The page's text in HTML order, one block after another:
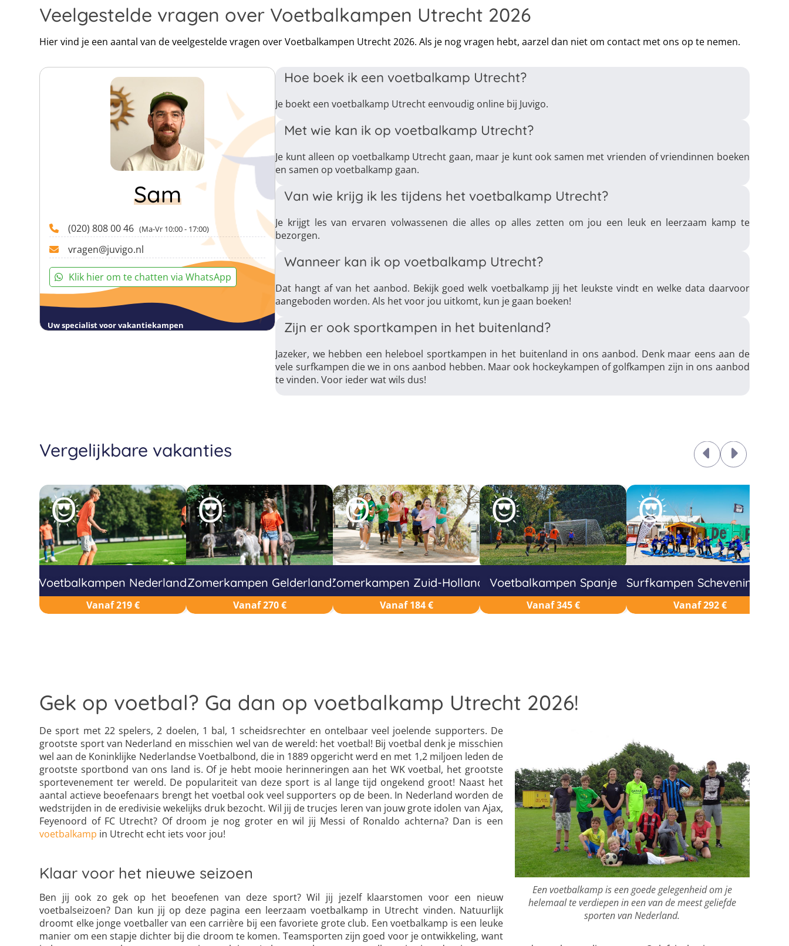
Veelgestelde vragen over Voetbalkampen Utrecht 2026
Hier vind je een aantal van de veelgestelde vragen over Voetbalkampen Utrecht 2026. Als je nog vragen hebt, aarzel dan niet om contact met ons op te nemen.
Sam
(020) 808 00 46 (Ma-Vr 10:00 - 17:00)
vragen@juvigo.nl
Klik hier om te chatten via WhatsApp
Uw specialist voor vakantiekampen
Hoe boek ik een voetbalkamp Utrecht?
Je boekt een voetbalkamp Utrecht eenvoudig online bij Juvigo.
Met wie kan ik op voetbalkamp Utrecht?
Je kunt alleen op voetbalkamp Utrecht gaan, maar je kunt ook samen met vrienden of vriendinnen boeken
en samen op voetbalkamp gaan.
Van wie krijg ik les tijdens het voetbalkamp Utrecht?
Je krijgt les van ervaren volwassenen die alles op alles zetten om jou een leuk en leerzaam kamp te
bezorgen.
Wanneer kan ik op voetbalkamp Utrecht?
Dat hangt af van het aanbod. Bekijk goed welk voetbalkamp jij het leukste vindt en welke data daarvoor
aangeboden worden. Als het voor jou uitkomt, kun je gaan boeken!
Zijn er ook sportkampen in het buitenland?
Jazeker, we hebben een heleboel sportkampen in het buitenland in ons aanbod. Denk maar eens aan de
vele surfkampen die we in ons aanbod hebben. Maar ook hockeykampen of golfkampen zijn in ons aanbod
te vinden. Voor ieder wat wils dus!
Vergelijkbare vakanties
Voetbalkampen Nederland
Vanaf 219 €
Zomerkampen Gelderland
Vanaf 270 €
Zomerkampen Zuid-Holland
Vanaf 184 €
Voetbalkampen Spanje
Vanaf 345 €
Surfkampen Scheveningen
Vanaf 292 €
Gek op voetbal? Ga dan op voetbalkamp Utrecht 2026!
Een voetbalkamp is een goede gelegenheid om je
helemaal te verdiepen in een van de meest geliefde
sporten van Nederland.
De sport met 22 spelers, 2 doelen, 1 bal, 1 scheidsrechter en ontelbaar veel joelende supporters. De
grootste sport van Nederland en misschien wel van de wereld: het voetbal! Bij voetbal denk je misschien
wel aan de Koninklijke Nederlandse Voetbalbond, die in 1889 opgericht werd en met 1,2 miljoen leden de
grootste sportbond van ons land is. Of je hebt mooie herinneringen aan het WK voetbal, het grootste
sportevenement ter wereld. De populariteit van deze sport is al lange tijd ongekend groot! Naast het
aantal actieve beoefenaars brengt het voetbal ook veel supporters op de been. In Nederland worden de
wedstrijden in de eredivisie wekelijks druk bezocht. Wil jij de trucjes leren van jouw grote idolen van Ajax,
Feyenoord of FC Utrecht? Of droom je nog groter en wil jij Messi of Ronaldo achterna? Dan is een
voetbalkamp in Utrecht echt iets voor jou!
Klaar voor het nieuwe seizoen
Ben jij ook zo gek op het beoefenen van deze sport? Wil jij jezelf klaarstomen voor een nieuw
voetbalseizoen? Dan kun jij op deze pagina een leerzaam voetbalkamp in Utrecht vinden. Natuurlijk
droomt elke jonge voetballer van een carrière bij een favoriete grote club. Een voetbalkamp is een leuke
manier om een stapje dichter bij die droom te komen. Teamsporten zijn goed voor je ontwikkeling, want